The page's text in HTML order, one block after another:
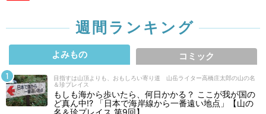
週間ランキング
よみもの コミック
目指すは山頂よりも、おもしろい寄り道 山岳ライター高橋庄太郎の山の名
＆珍プレイス
もしも海から歩いたら、何日かかる？ ここが我が国の
ど真ん中!? 「日本で海岸線から一番遠い地点」【山の